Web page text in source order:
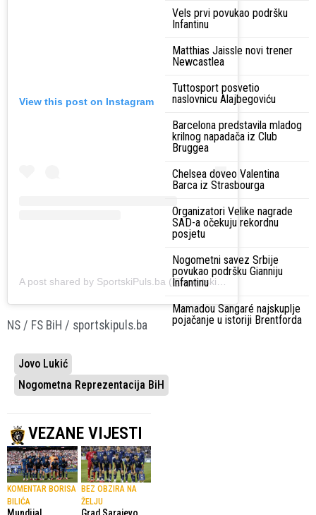
View this post on Instagram
NS / FS BiH / sportskipuls.ba
Jovo Lukić
Nogometna Reprezentacija BiH
VEZANE VIJESTI
KOMENTAR BORISA
BILIĆA
BEZ OBZIRA NA
ŽELJU
Vels prvi povukao podršku
Infantinu
Matthias Jaissle novi trener
Newcastlea
Tuttosport posvetio
naslovnicu Alajbegoviću
Barcelona predstavila mladog
krilnog napadača iz Club
Bruggea
Chelsea doveo Valentina
Barca iz Strasbourga
Organizatori Velike nagrade
SAD-a očekuju rekordnu
posjetu
Nogometni savez Srbije
povukao podršku Gianniju
Infantinu
Mamadou Sangaré najskuplje
pojačanje u istoriji Brentforda